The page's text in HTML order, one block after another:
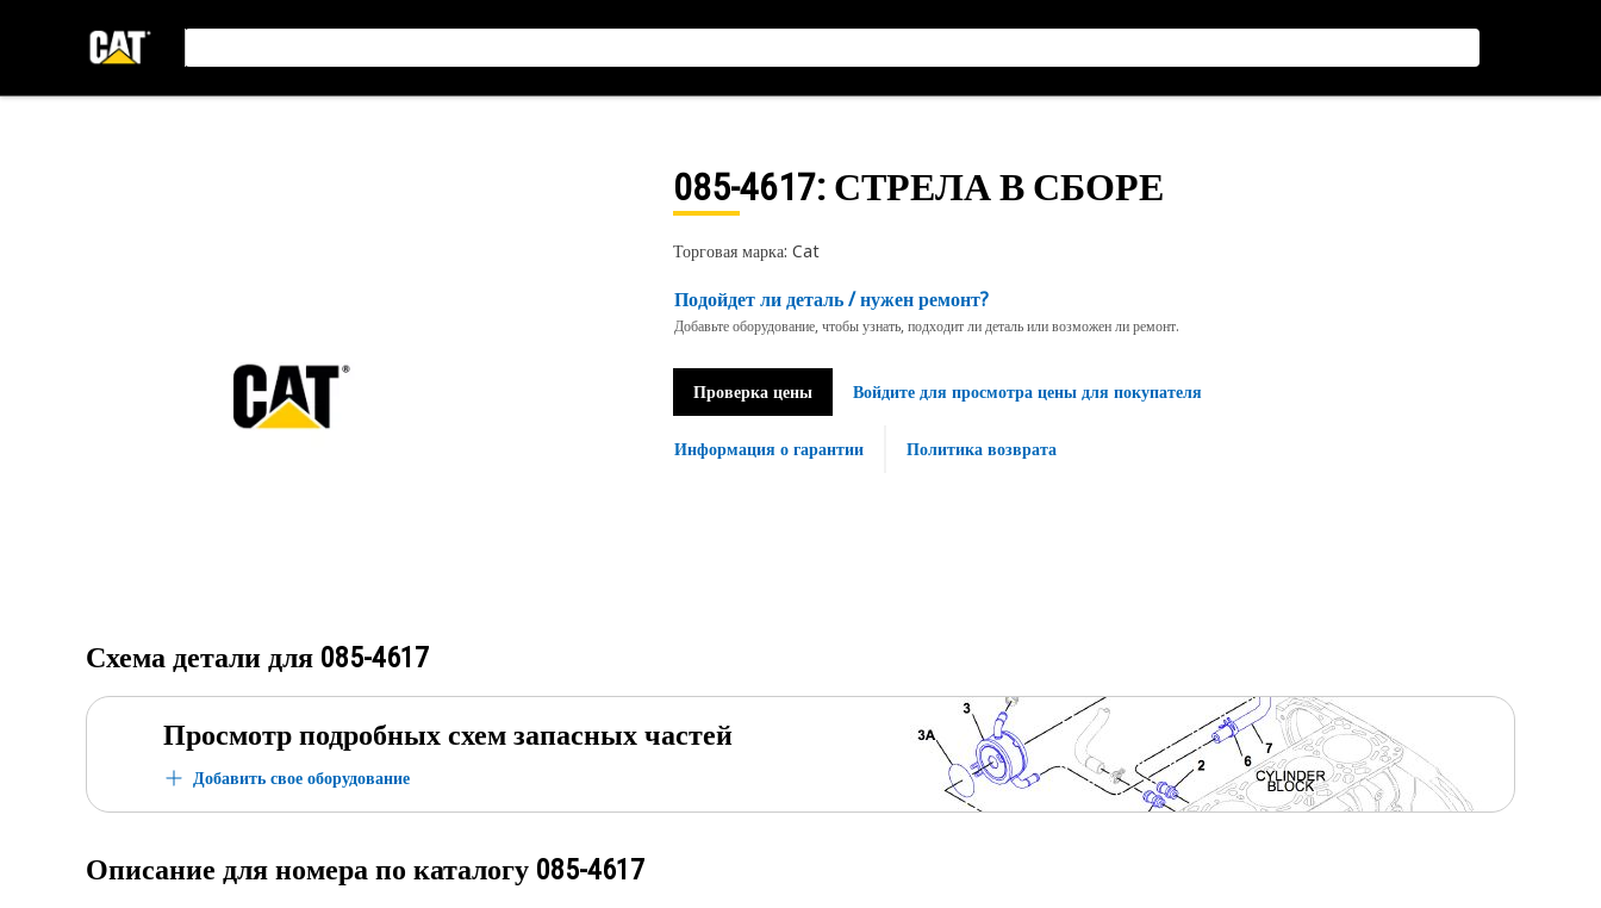
085-4617: СТРЕЛА В СБОРЕ
Торговая марка: Cat
Подойдет ли деталь / нужен ремонт?
Добавьте оборудование, чтобы узнать, подходит ли деталь или возможен ли ремонт.
Проверка цены Войдите для просмотра цены для покупателя
Информация о гарантии Политика возврата
Схема детали для 085-4617
Просмотр подробных схем запасных частей
Добавить свое оборудование
Описание для номера по каталогу 085-4617